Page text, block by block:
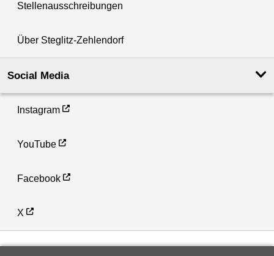
Stellenausschreibungen
Über Steglitz-Zehlendorf
Social Media
Instagram
YouTube
Facebook
X